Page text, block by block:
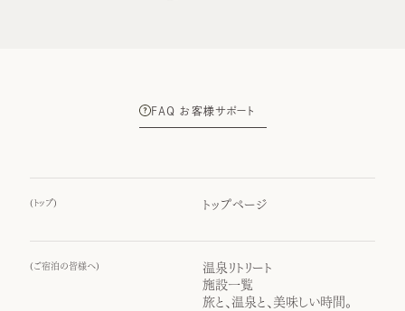
FAQ お客様サポート
( トップ) トップページ
( ご宿泊の皆様へ)
温泉リトリート
施設一覧
旅と、温泉と、美味しい時間。